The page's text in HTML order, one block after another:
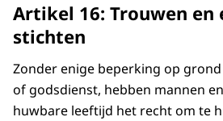
Artikel 16: Trouwen en
stichten
Zonder enige beperking op
of godsdienst, hebben mannen
huwbare leeftijd het recht om te